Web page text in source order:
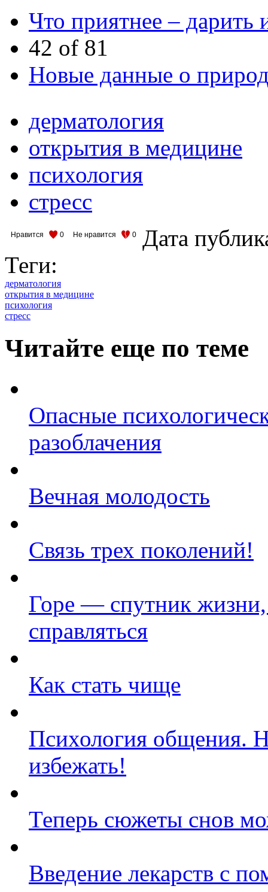
Что приятнее – дарить
42 of 81
Новые данные о
дерматология
открытия в медицине
психология
стресс
Нравится 0 Не нравится 0
Дата
Теги:
дерматология
открытия в медицине
психология
стресс
Читайте еще по теме
Опасные
разоблачения
Вечная молодость
Связь трех поколений!
Горе — спутник
справляться
Как стать чище
Психология общения.
избежать!
Теперь сюжеты снов
Введение лекарств с